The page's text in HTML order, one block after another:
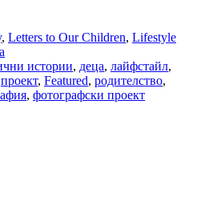
, Letters to Our Children, Lifestyle
истории, деца, лайфстайл,
проект, Featured, родителство,
, фотографски проект